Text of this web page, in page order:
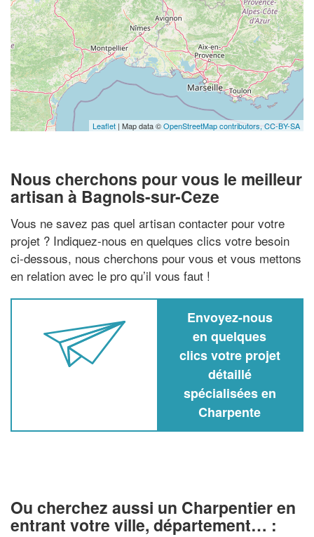
Leaflet | Map data ©OpenStreetMap contributors, CC-BY-SA
Nous cherchons pour vous le meilleur
artisan à Bagnols-sur-Ceze
Vous ne savez pas quel artisan contacter pour votre
projet ? Indiquez-nous en quelques clics votre besoin
ci-dessous, nous cherchons pour vous et vous mettons
en relation avec le pro qu’il vous faut !
Envoyez-nous
en quelques
clics votre projet
détaillé
spécialisées en
Charpente
Ou cherchez aussi un Charpentier en
entrant votre ville, département… :